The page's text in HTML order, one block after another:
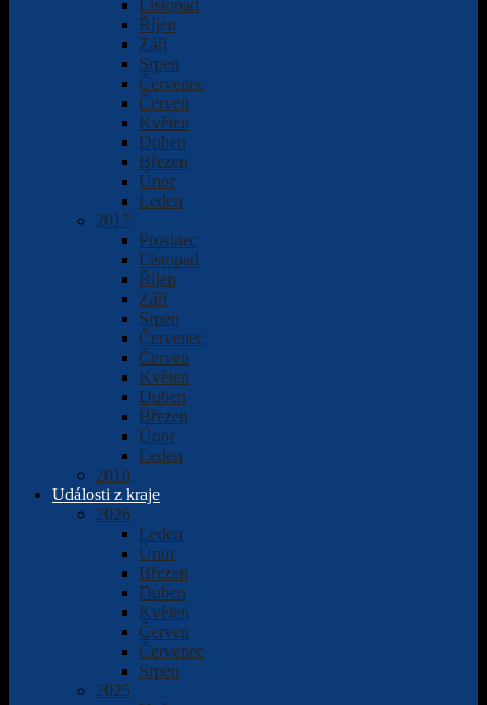
Listopad
Říjen
Září
Srpen
Červenec
Červen
Květen
Duben
Březen
Únor
Leden
2017
Prosinec
Listopad
Říjen
Září
Srpen
Červenec
Červen
Květen
Duben
Březen
Únor
Leden
2016
Události z kraje
2026
Leden
Únor
Březen
Duben
Květen
Červen
Červenec
Srpen
2025